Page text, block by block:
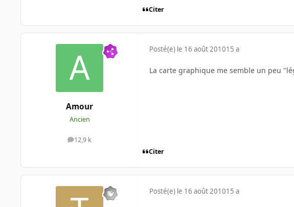
Citer
Amour
Ancien
12,9 k
messages
Posté(e) le 16 août 201015 a
La carte graphique me semble un peu
Citer
Posté(e) le 16 août 201015 a